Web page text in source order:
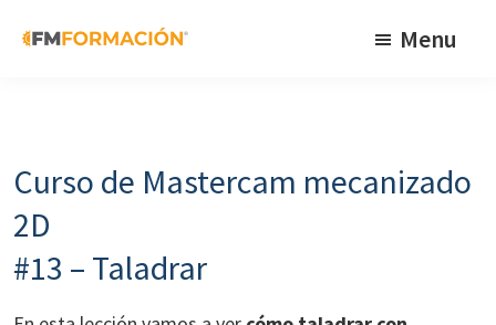
mecánica
Menu
Curso de Mastercam mecanizado
2D
#13 – Taladrar